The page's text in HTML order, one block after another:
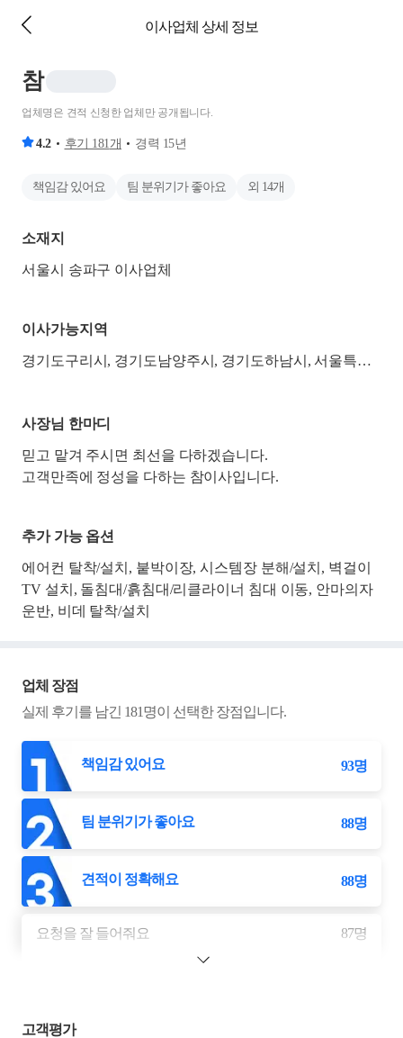
이사업체 상세 정보
참
업체명은 견적 신청한 업체만 공개됩니다.
4.2 후기 181개 경력 15년
책임감 있어요 팀 분위기가 좋아요 외 14개
소재지
서울시 송파구 이사업체
이사가능지역
경기도구리시, 경기도남양주시, 경기도하남시, 서울특별시강동구, 서울특별시광진구, 서울특별시노원구, 서울특별시도봉구, 서울특별시동대문구, 서울특별시성동구, 서울특별시송파구, 서울특별시중랑구
사장님 한마디
믿고 맡겨 주시면 최선을 다하겠습니다.
고객만족에 정성을 다하는 참이사입니다.
추가 가능 옵션
에어컨 탈착/설치, 붙박이장, 시스템장 분해/설치, 벽걸이
TV 설치, 돌침대/흙침대/리클라이너 침대 이동, 안마의자
운반, 비데 탈착/설치
업체 장점
실제 후기를 남긴 181명이 선택한 장점입니다.
책임감 있어요 93명
팀 분위기가 좋아요 88명
견적이 정확해요 88명
요청을 잘 들어줘요 87명
고객평가